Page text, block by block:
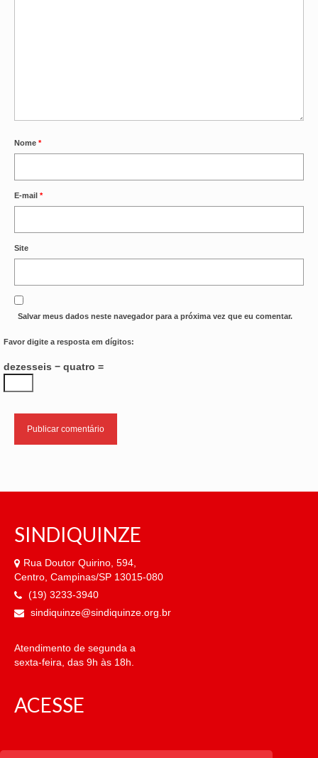
Nome *
E-mail *
Site
Salvar meus dados neste navegador para a próxima vez que eu comentar.
Favor digite a resposta em dígitos:
dezesseis − quatro =
SINDIQUINZE
Rua Doutor Quirino, 594,
Centro, Campinas/SP 13015-080
(19) 3233-3940
sindiquinze@sindiquinze.org.br
Atendimento de segunda a
sexta-feira, das 9h às 18h.
ACESSE